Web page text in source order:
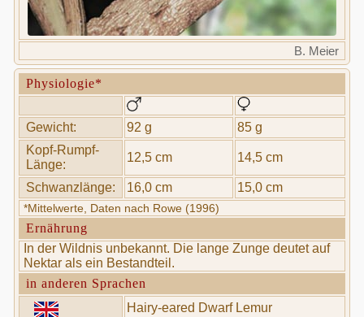
B. Meier
Physiologie*
Gewicht: 92 g
85 g
Kopf-Rumpf-
Länge:
12,5 cm 14,5 cm
Schwanzlänge: 16,0 cm 15,0 cm
*Mittelwerte, Daten nach Rowe (1996)
Ernährung
In der Wildnis unbekannt. Die lange Zunge deutet auf
Nektar als ein Bestandteil.
in anderen Sprachen
Hairy-eared Dwarf Lemur